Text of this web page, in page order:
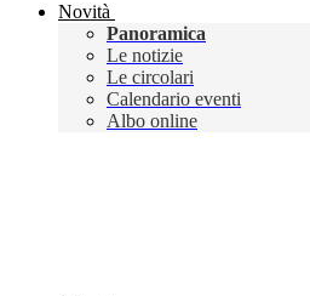
Novità
Panoramica
Le notizie
Le circolari
Calendario eventi
Albo online